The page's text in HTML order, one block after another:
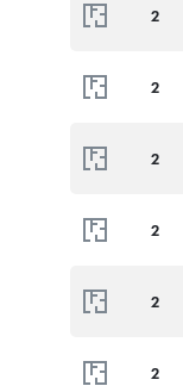
2
2
2
2
2
2